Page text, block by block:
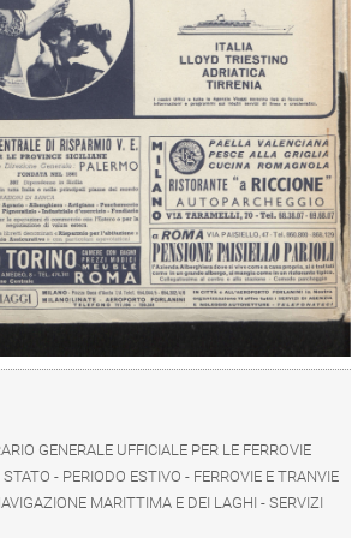
GENERALE UFFICIALE PER LE FERROVIE
- PERIODO ESTIVO - FERROVIE E TRANVIE
MARITTIMA E DEI LAGHI - SERVIZI